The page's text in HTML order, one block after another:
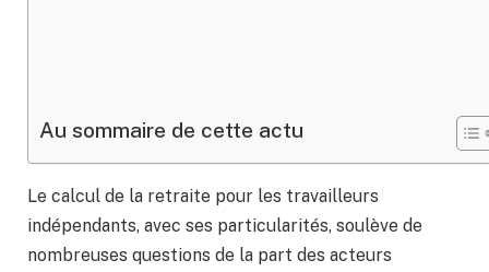
Au sommaire de cette actu
Le calcul de la retraite pour les travailleurs
indépendants, avec ses particularités, soulève de
nombreuses questions de la part des acteurs